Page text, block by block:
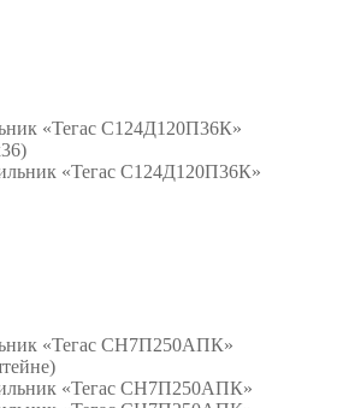
«Тегас С124Д120П36К»
«Тегас СН7П250АПК»